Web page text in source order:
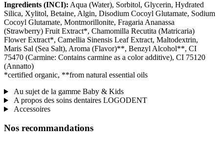
Ingredients (INCI): Aqua (Water), Sorbitol, Glycerin, Hydrated
Silica, Xylitol, Betaine, Algin, Disodium Cocoyl Glutamate, Sodium
Cocoyl Glutamate, Montmorillonite, Fragaria Ananassa
(Strawberry) Fruit Extract*, Chamomilla Recutita (Matricaria)
Flower Extract*, Camellia Sinensis Leaf Extract, Maltodextrin,
Maris Sal (Sea Salt), Aroma (Flavor)**, Benzyl Alcohol**, CI
75470 (Carmine: Contains carmine as a color additive), CI 75120
(Annatto)
*certified organic, **from natural essential oils
Au sujet de la gamme Baby & Kids
A propos des soins dentaires LOGODENT
Accessoires
Nos recommandations